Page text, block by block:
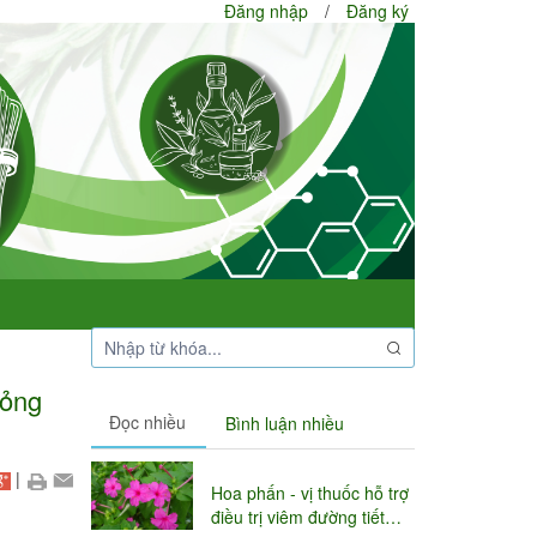
Đăng nhập / Đăng ký
|
Đọc nhiều Bình luận nhiều
Hoa phấn - vị thuốc hỗ trợ
điều trị viêm đường tiết